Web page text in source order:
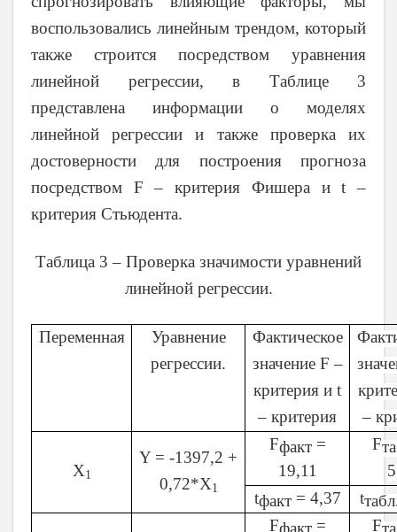
воспользовались линейным трендом, который
также строится посредством уравнения
линейной регрессии, в Таблице 3
представлена информации о моделях
линейной регрессии и также проверка их
достоверности для построения прогноза
посредством F – критерия Фишера иt –
критерия Стьюдента.
Таблица 3 – Проверка значимости уравнений
линейной регрессии.
Переменная
Уравнение
регрессии.
Фактическое
значение F –
критерия и t
– критерия
–
X1
Y = -1397,2 +
0,72*X1
Fфакт=
19,11
F
tфакт= 4,37 t
Fфакт= F